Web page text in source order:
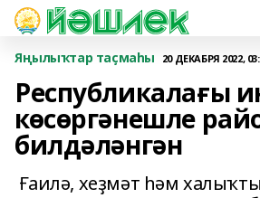
Яңылыҡтар таҫмаһы 20 ДЕКАБРЯ 2022,
Республикалағы
көсөргәнешле
билдәләнгән
Ғаилә, хеҙмәт һәм